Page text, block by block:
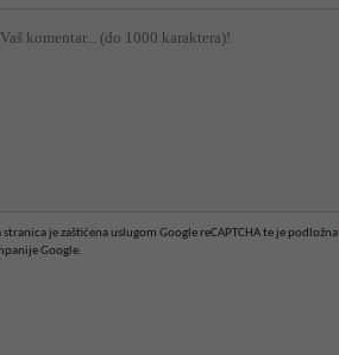
stranica je zaštićena uslugom Google reCAPTCHA te je podložna
Google.